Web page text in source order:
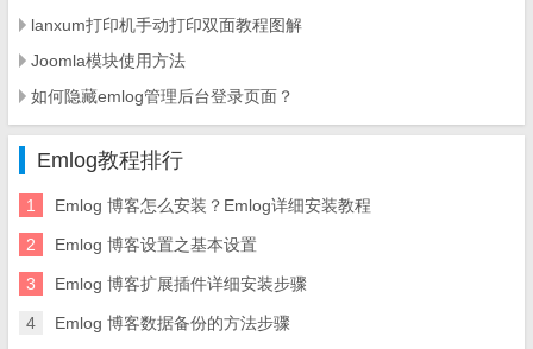
lanxum打印机手动打印双面教程图解
Joomla模块使用方法
如何隐藏emlog管理后台登录页面？
Emlog教程排行
1 Emlog 博客怎么安装？Emlog详细安装教程
2 Emlog 博客设置之基本设置
3 Emlog 博客扩展插件详细安装步骤
4 Emlog 博客数据备份的方法步骤